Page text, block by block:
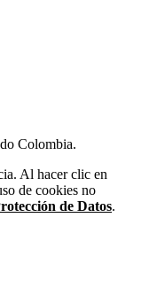
Colombia.
Al hacer clic en
de cookies no
de Datos.